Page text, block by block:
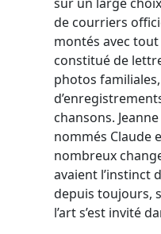
de courriers
montés avec
constitué de
photos
chansons.
nommés Claude
nombreux
avaient l’instinct
depuis toujours,
l’art s’est invité